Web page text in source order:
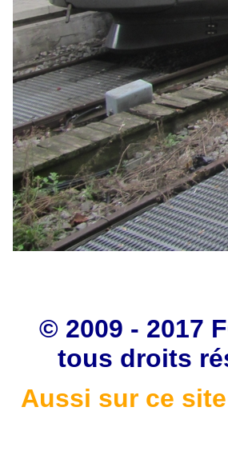
© 2009 - 2017
tous droits
Aussi sur ce